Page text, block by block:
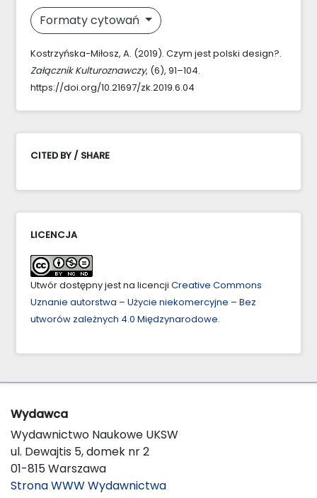
Formaty cytowań
Kostrzyńska-Miłosz, A. (2019). Czym jest polski design?.
Załącznik Kulturoznawczy, (6), 91–104.
https://doi.org/10.21697/zk.2019.6.04
CITED BY / SHARE
LICENCJA
Utwór dostępny jest na licencji Creative Commons
Uznanie autorstwa – Użycie niekomercyjne – Bez
utworów zależnych 4.0 Międzynarodowe.
Wydawca
Wydawnictwo Naukowe UKSW
ul. Dewajtis 5, domek nr 2
01-815 Warszawa
Strona WWW Wydawnictwa